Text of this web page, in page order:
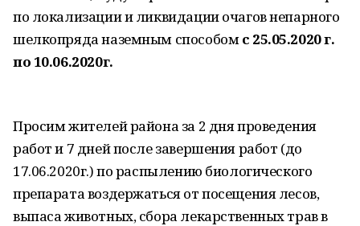
по локализации и ликвидации очагов непарного
шелкопряда наземным способомс 25.05.2020 г.
по 10.06.2020г.
Просим жителей района за 2 дня проведения
работ и 7 дней после завершения работ (до
17.06.2020г.) по распылению биологического
препарата воздержаться от посещения лесов,
выпаса животных, сбора лекарственных трав в